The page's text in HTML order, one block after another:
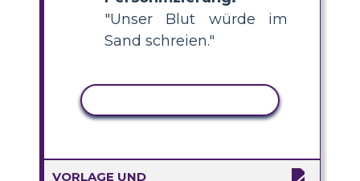
"Unser Blut würde im
Sand schreien."
VORLAGE UND